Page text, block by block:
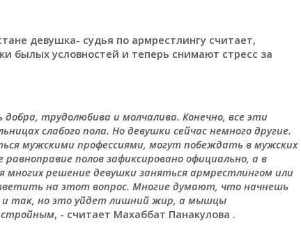
девушка- судья по армрестлингу считает,
условностей и теперь снимают стресс за
трудолюбива и молчалива. Конечно, все эти
слабого пола. Но девушки сейчас немного другие.
мужскими профессиями, могут побеждать в мужских
полов зафиксировано официально, а в
решение девушки заняться армрестлингом или
на этот вопрос. Многие думают, что начнешь
и так, но это уйдет лишний жир, а мышцы
, - считает Махаббат Панакулова .